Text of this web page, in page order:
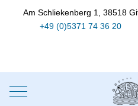
Am Schliekenberg 1, 38518
+49 (0)5371 74 36 20
Mobile Menu Toggle